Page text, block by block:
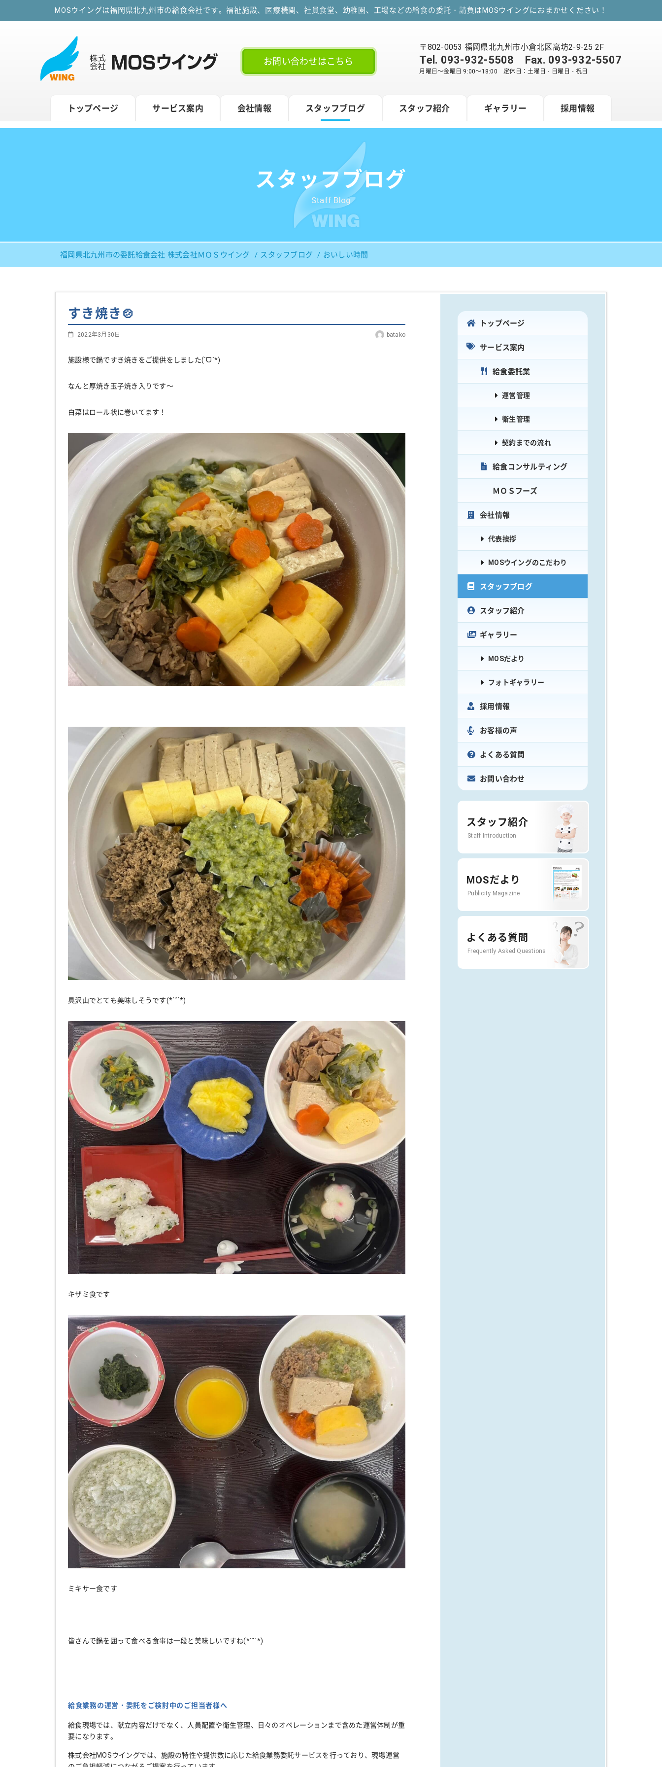
MOSウイングは福岡県北九州市の給食会社です。福祉施設、医療機関、社員食堂、幼稚園、工場などの給食の委託・請負はMOSウイングにおまかせください！
お問い合わせはこちら
〒802-0053 福岡県北九州市小倉北区高坊2-9-25 2F
Tel. 093-932-5508 Fax. 093-932-5507
月曜日～金曜日 9:00～18:00 定休日：土曜日・日曜日・祝日
トップページ サービス案内 会社情報 スタッフブログ スタッフ紹介 ギャラリー 採用情報
スタッフブログ
Staff Blog
福岡県北九州市の委託給食会社 株式会社ＭＯＳウイング スタッフブログ おいしい時間
すき焼き🍲
2022年3月30日 batako
施設様で鍋ですき焼きをご提供をしました(ˊᗜˋ*)
なんと厚焼き玉子焼き入りです～
白菜はロール状に巻いてます！
具沢山でとても美味しそうです(*´˘`*)
キザミ食です
ミキサー食です
皆さんで鍋を囲って食べる食事は一段と美味しいですね(*´˘`*)
給食業務の運営・委託をご検討中のご担当者様へ
給食現場では、献立内容だけでなく、人員配置や衛生管理、日々のオペレーションまで含めた運営体制が重
要になります。
株式会社MOSウイングでは、施設の特性や提供数に応じた給食業務委託サービスを行っており、現場運営
トップページ
サービス案内
給食委託業
運営管理
衛生管理
契約までの流れ
給食コンサルティング
ＭＯＳフーズ
会社情報
代表挨拶
MOSウイングのこだわり
スタッフブログ
スタッフ紹介
ギャラリー
MOSだより
フォトギャラリー
採用情報
お客様の声
よくある質問
お問い合わせ
スタッフ紹介
Staff Introduction
MOSだより
Publicity Magazine
よくある質問
Frequently Asked Questions